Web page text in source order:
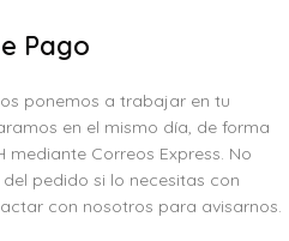
Pago
ponemos a trabajar en tu
en el mismo día, de forma
mediante Correos Express. No
pedido si lo necesitas con
con nosotros para avisarnos.